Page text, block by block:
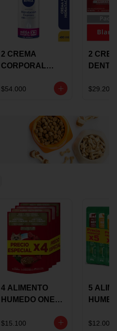
2 CREMA
CORPORAL
EXPRESS
OFERTA
$54.000
2
$29.200
4 ALIMENTO
HUMEDO ONE
85 GRS
$15.100
5
$12.000